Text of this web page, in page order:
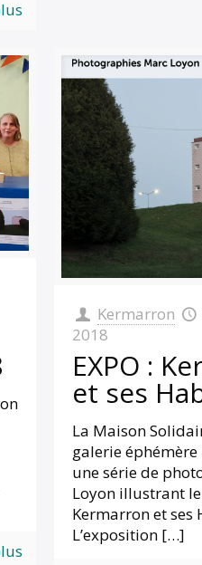
Kermarron
2018
EXPO :
et ses
La Maison
galerie
une série de
Loyon illustrant
Kermarron et ses
L’exposition […]